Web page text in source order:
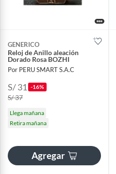
GENERICO
Reloj de Anillo aleación
Dorado Rosa BOZHI
Por PERU SMART S.A.C
S/ 31 -16%
S/ 37
Llega mañana
Retira mañana
Agregar